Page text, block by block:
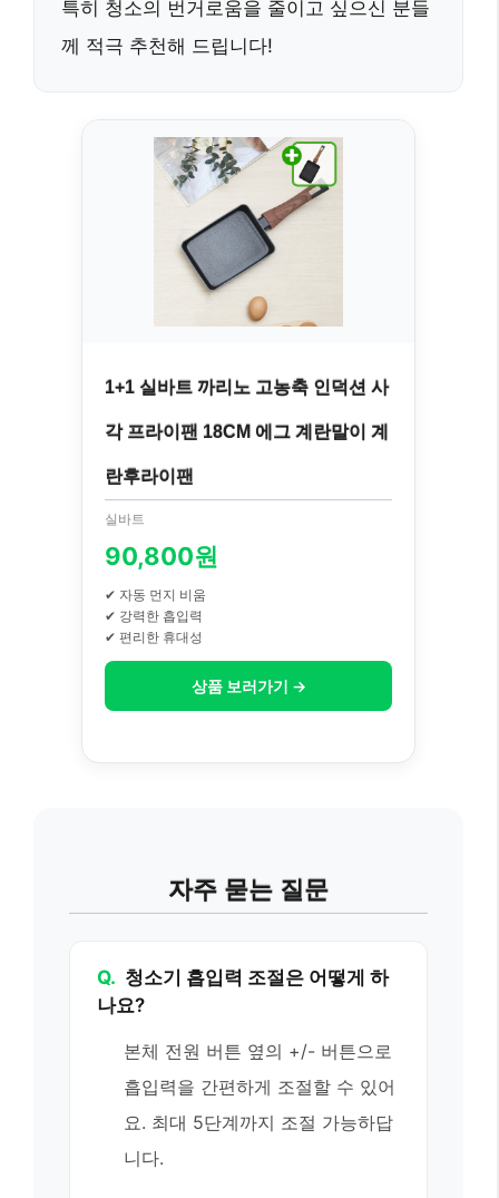
특히 청소의 번거로움을 줄이고 싶으신 분들
께 적극 추천해 드립니다!
1+1 실바트 까리노 고농축 인덕션 사
각 프라이팬 18CM 에그 계란말이 계
란후라이팬
실바트
90,800원
✔ 자동 먼지 비움
✔ 강력한 흡입력
✔ 편리한 휴대성
상품 보러가기 →
자주 묻는 질문
Q. 청소기 흡입력 조절은 어떻게 하
나요?
본체 전원 버튼 옆의 +/- 버튼으로
흡입력을 간편하게 조절할 수 있어
요. 최대 5단계까지 조절 가능하답
니다.